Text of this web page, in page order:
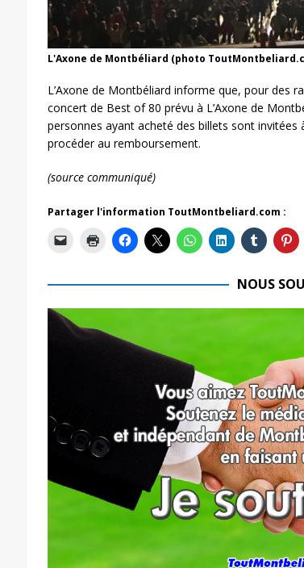
L'Axone de Montbéliard (photo
L’Axone de Montbéliard informe que, pour des
concert de Best of 80 prévu à L’Axone de
personnes ayant acheté des billets sont
procéder au remboursement.
(source communiqué)
Partager l'information ToutMontbeliard.com :
NOUS